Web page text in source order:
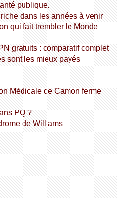
publique.
riche dans les années à venir
gratuits : comparatif complet
sont les mieux payés
PQ ?
de Williams